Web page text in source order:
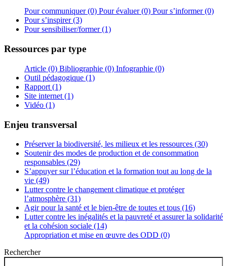
Pour communiquer (0) Pour évaluer (0) Pour s’informer (0)
Pour s’inspirer (3)
Pour sensibiliser/former (1)
Ressources par type
Article (0) Bibliographie (0) Infographie (0)
Outil pédagogique (1)
Rapport (1)
Site internet (1)
Vidéo (1)
Enjeu transversal
Préserver la biodiversité, les milieux et les ressources (30)
Soutenir des modes de production et de consommation
responsables (29)
S’appuyer sur l’éducation et la formation tout au long de la
vie (49)
Lutter contre le changement climatique et protéger
l’atmosphère (31)
Agir pour la santé et le bien-être de toutes et tous (16)
Lutter contre les inégalités et la pauvreté et assurer la solidarité
et la cohésion sociale (14)
Appropriation et mise en œuvre des ODD (0)
Rechercher